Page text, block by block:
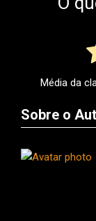
Média da
Sobre o